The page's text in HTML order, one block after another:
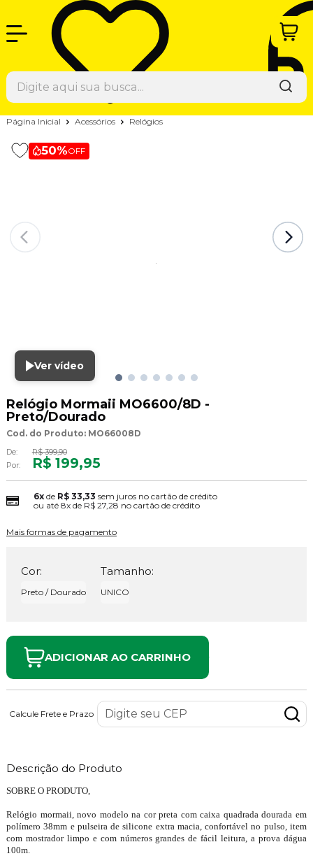
Página Inicial Acessórios Relógios
50%OFF
Ver vídeo
Relógio Mormaii MO6600/8D -
Preto/Dourado
Cod. do Produto: MO66008D
De:
R$ 399,90
Por:
R$ 199,95
6xde R$ 33,33 sem juros no cartão de crédito
ou até 8xde R$ 27,28 no cartão de crédito
Mais formas de pagamento
Cor:
Preto / Dourado
Tamanho:
UNICO
ADICIONAR AO CARRINHO
Calcule Frete e Prazo
Descrição do Produto
SOBRE O PRODUTO,
Relógio mormaii, novo modelo na cor preta com caixa quadrada dourada em
polímero 38mm e pulseira de silicone extra macia, confortável no pulso, item
com mostrador limpo e com números grandes de fácil leitura, a prova dágua
100m.